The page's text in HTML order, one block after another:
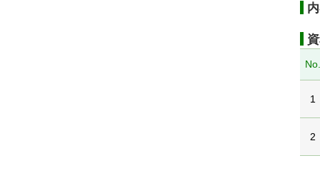
No.
1
2